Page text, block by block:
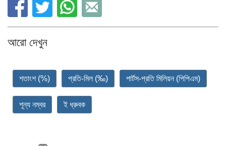
আরো দেখুন
শতাংশ (%) প্রতি-মিল (‰) পার্টস-প্রতি মিলিয়ন (পিপিএম)
শূন্য নম্বর ই ধ্রুবক